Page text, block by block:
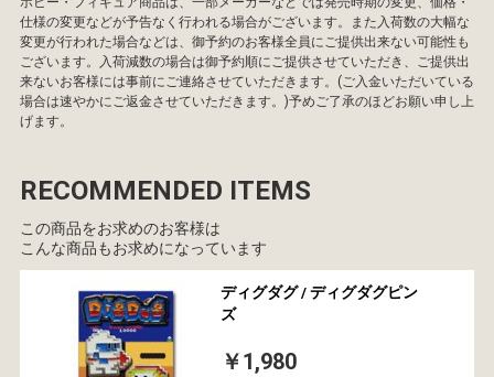
仕様の変更などが予告なく行われる場合がございます。また入荷数の大幅な
変更が行われた場合などは、御予約のお客様全員にご提供出来ない可能性も
ございます。入荷減数の場合は御予約順にご提供させていただき、ご提供出
来ないお客様には事前にご連絡させていただきます。(ご入金いただいている
場合は速やかにご返金させていただきます。)予めご了承のほどお願い申し上
げます。
RECOMMENDED ITEMS
この商品をお求めのお客様は
こんな商品もお求めになっています
ディグダグ / ディグダグピン
ズ
￥1,980